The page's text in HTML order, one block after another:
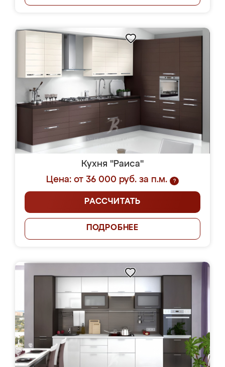
Кухня "Раиса"
Цена: от 36 000 руб. за п.м.
?
РАССЧИТАТЬ
ПОДРОБНЕЕ